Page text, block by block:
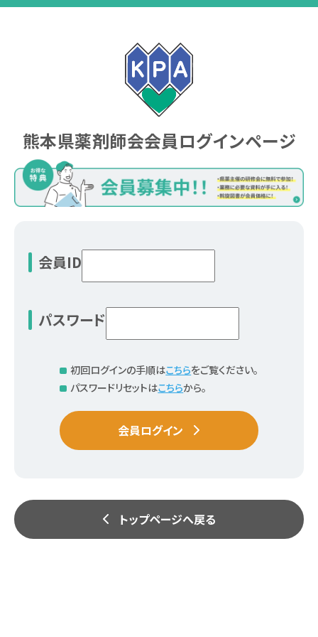
熊本県薬剤師会会員ログインページ
会員ID
パスワード
初回ログインの手順はこちらをご覧ください。
パスワードリセットはこちらから。
会員ログイン
トップページへ戻る